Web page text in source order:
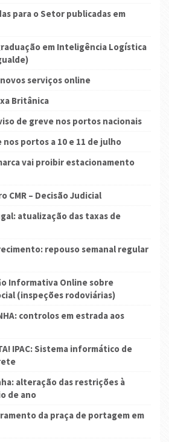
para o Setor publicadas em
em Inteligência Logística
novos serviços online
Britânica
de greve nos portos nacionais
nos portos a 10 e 11 de julho
vai proibir estacionamento
CMR – Decisão Judicial
atualização das taxas de
repouso semanal regular
Informativa Online sobre
(inspeções rodoviárias)
controlos em estrada aos
IPAC: Sistema informático de
alteração das restrições à
de ano
da praça de portagem em